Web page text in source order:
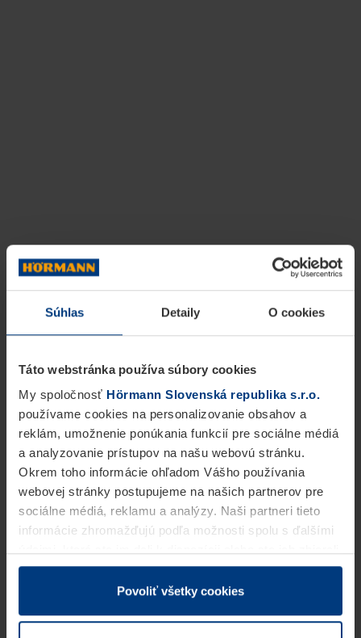
Súhlas Detaily O cookies
Táto webstránka používa súbory cookies
My spoločnosť Hörmann Slovenská republika s.r.o.
používame cookies na personalizovanie obsahov a
reklám, umožnenie ponúkania funkcií pre sociálne médiá
a analyzovanie prístupov na našu webovú stránku.
Okrem toho informácie ohľadom Vášho používania
webovej stránky postupujeme na našich partnerov pre
sociálne médiá, reklamu a analýzy. Naši partneri tieto
informácie zhromažďujú podľa možnosti spolu s ďalšími
v rámci Vášho využívania služieb.
Z právneho hľadiska môžeme cookies ukladať na Vašom
prevádzku tejto stránky. Pre všetky ostatné typy cookie
Povoliť všetky cookies